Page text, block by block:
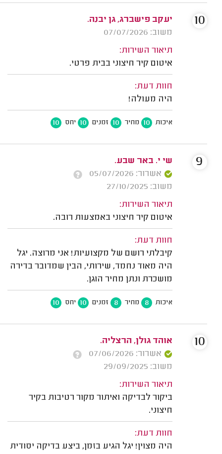
יעקב פישברג, גן יבנה.
משוב: 07/07/2026
תיאור השירות:
איטום קיר חיצוני בבית פרטי.
חוות דעת:
היה מעולה!
איכות 10 מחיר 10 זמנים 10 יחס 10
10
שי י. באר שבע.
אשרור: 05/07/2026
משוב: 27/10/2025
תיאור השירות:
איטום קיר חיצוני באמצעות רובה.
חוות דעת:
קיבלתי רושם של מקצועיות! אני מרוצה. יגל
היה מאוד נחמד, שירותי, הבין שמדובר בדירה
מושכרת ונתן מחיר הוגן.
איכות 8 מחיר 8 זמנים 10 יחס 10
9
אוהד גולן, הרצליה.
אשרור: 07/06/2026
משוב: 29/09/2025
תיאור השירות:
ביקור לבדיקה ואיתור מקור רטיבות בקיר
חיצוני.
חוות דעת:
היה מצוין! יגל הגיע בזמן, ביצע בדיקה יסודית
10